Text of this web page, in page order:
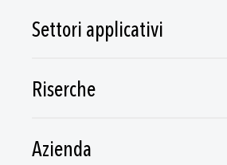
Settori applicativi
Riserche
Azienda